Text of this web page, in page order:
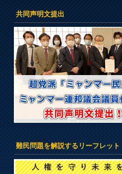
共同声明文提出
難民問題を解説するリーフレット